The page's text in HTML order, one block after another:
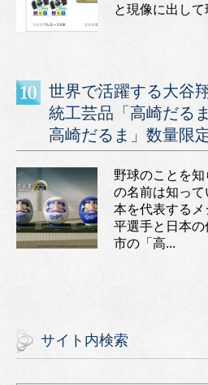
と現像に出して
世界で活躍する大谷
統工芸品「高崎だる
高崎だるま」数量限
野球のことを知
の名前は知って
本を代表する
平選手と日本
市の「高...
サイト内検索